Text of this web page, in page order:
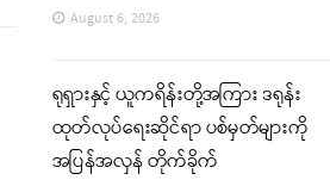
August 6, 2026
ရုရှားနှင့် ယူကရိန်းတို့အကြား ဒရုန်း
ထုတ်လုပ်ရေးဆိုင်ရာ ပစ်မှတ်များကို
အပြန်အလှန် တိုက်ခိုက်